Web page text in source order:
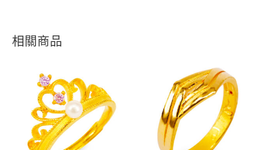
相關商品